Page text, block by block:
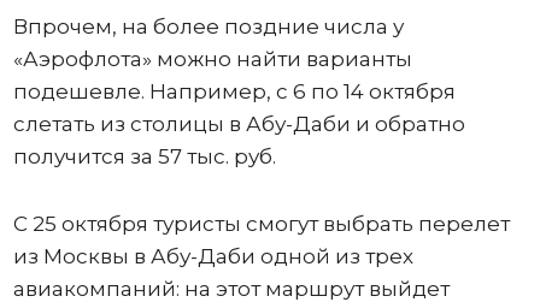
Впрочем, на более поздние числа у
«Аэрофлота» можно найти варианты
подешевле. Например, с 6 по 14 октября
слетать из столицы в Абу-Даби и обратно
получится за 57 тыс. руб.
С 25 октября туристы смогут выбрать перелет
из Москвы в Абу-Даби одной из трех
авиакомпаний: на этот маршрут выйдет